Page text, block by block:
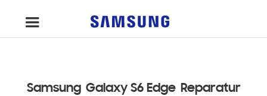
Samsung Galaxy S6 Edge Reparatur